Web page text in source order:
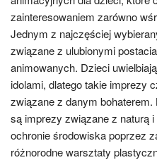
zainteresowaniem zarówno
Jednym z najczęściej
związane z ulubionymi
animowanych. Dzieci
idolami, dlatego takie imprezy
związane z danym
są imprezy związane z naturą
ochronie środowiska poprzez
różnorodne warsztaty